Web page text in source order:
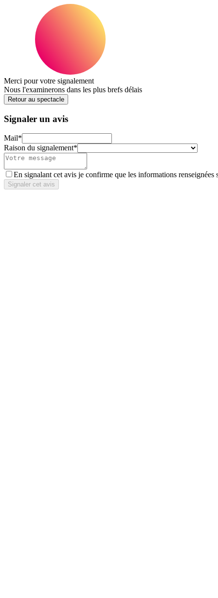
Merci pour votre signalement
Nous l'examinerons dans les plus brefs délais
Retour au spectacle
Signaler un avis
Mail*
Raison du signalement*
En signalant cet avis je confirme que les informations renseignées
Signaler cet avis